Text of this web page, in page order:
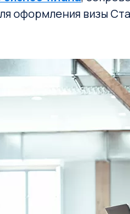
оформления визы